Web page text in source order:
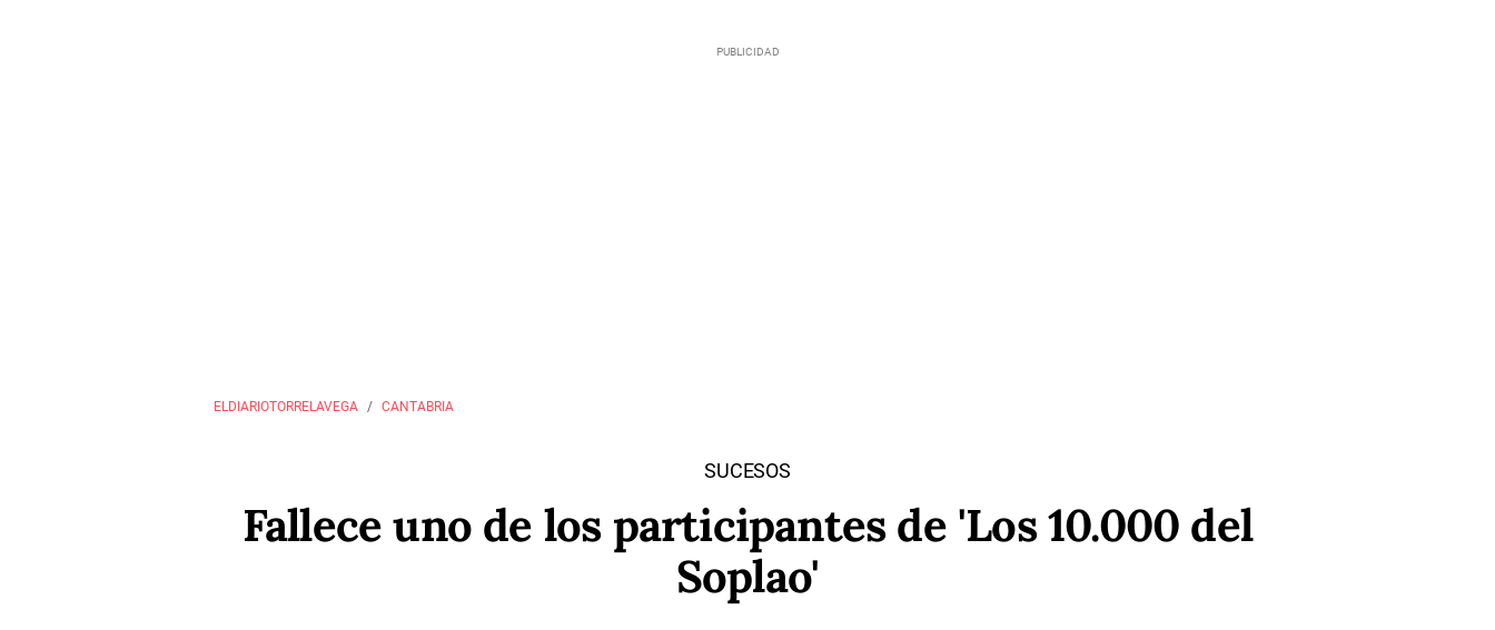
ELDIARIOTORRELAVEGA CANTABRIA
SUCESOS
Fallece uno de los participantes de 'Los 10.000 del
Soplao'